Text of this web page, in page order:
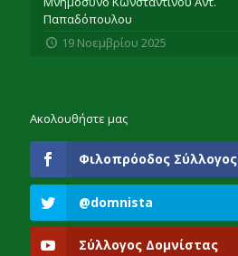
Παπαδόπουλου
19 Νοεμβρίου 2025
Ακολουθήστε μας
Φιλοπρόοδος Σύλλογος
@domnista
Σύλλογος Δομνίστας